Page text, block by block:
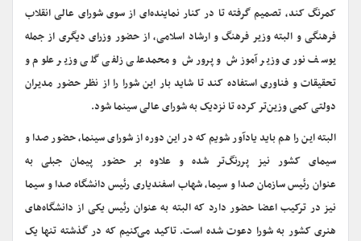
کمرنگ کند، تصمیم گرفته تا در کنار نماینده‌ای از سوی شورای عالی انقلاب
فرهنگی و البته وزیر فرهنگ و ارشاد اسلامی، از حضور وزرای دیگری از جمله
یوسف نوری وزیر آموزش و پرورش و محمدعلی زلفی گلی وزیر علوم و
تحقیقات و فناوری استفاده کند تا شاید بار این شورا را از نظر حضور مدیران
دولتی کمی وزین‌تر کرده تا نزدیک به شورای عالی سینما شود.
البته این را هم باید یادآور شویم که در این دوره از شورای سینما، حضور صدا و
سیمای کشور نیز پررنگ‌تر شده و علاوه بر حضور پیمان جبلی به
عنوان رئیس سازمان صدا و سیما، شهاب اسفندیاری رئیس دانشگاه صدا و سیما
نیز در ترکیب اعضا حضور دارد که البته به عنوان رئیس یکی از دانشگاه‌های
هنری کشور به شورا دعوت شده است. تاکید می‌کنیم که در گذشته تنها یک